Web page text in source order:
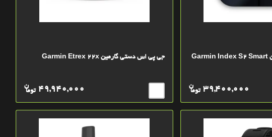
ترازوی دیجیتال گارمین Garmin Index S2 Smart
توما
ن 39,400,000
جی پی اس دستی گارمین Garmin Etrex 22x
توما
ن 49,940,000